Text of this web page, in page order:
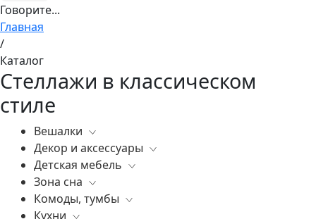
Говорите...
Главная
/
Каталог
Стеллажи в классическом
стиле
Вешалки
Все
Декор и аксессуары
Все
Вазы
Элитные зеркала
Ковры
Детская мебель
Все
Комоды, тумбы
Зеркала
Зона сна
Все
Постельное белье
Комоды, тумбы
Все
Кухни